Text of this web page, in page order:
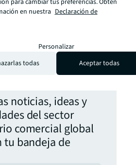
Nunca
una
noticias, ideas y
del sector
comercial global
tu bandeja de
para cambiar tus preferencias. Obtén
en nuestra Declaración de
Personalizar
todas
Aceptar todas